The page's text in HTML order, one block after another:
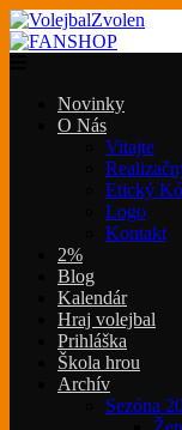
Novinky
O Nás
Vitajte
Etický
Logo
Kontakt
2%
Blog
Kalendár
Hraj volejbal
Prihláška
Škola hrou
Archív
Sezóna